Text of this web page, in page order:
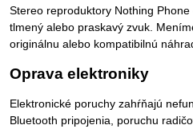
Stereo reproduktory Nothing
tlmený alebo praskavý zvuk.
originálnu alebo kompatibilnú
Oprava elektroniky
Elektronické poruchy zahŕňajú
Bluetooth pripojenia, poruchu